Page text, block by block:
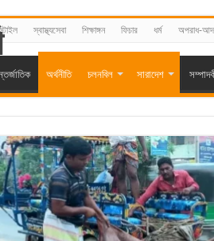
স্বাস্থ্যসেবা শিক্ষাঙ্গন ফিচার ধর্ম অপরাধ-
অর্থনীতি চলনবিল সারাদেশ